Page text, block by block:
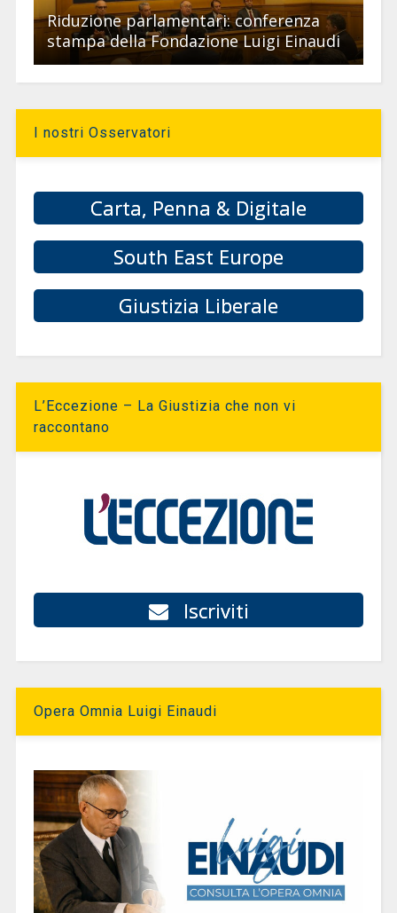
Riduzione parlamentari: conferenza
stampa della Fondazione Luigi Einaudi
I nostri Osservatori
Carta, Penna & Digitale
South East Europe
Giustizia Liberale
L’Eccezione – La Giustizia che non vi
raccontano
Iscriviti
Opera Omnia Luigi Einaudi